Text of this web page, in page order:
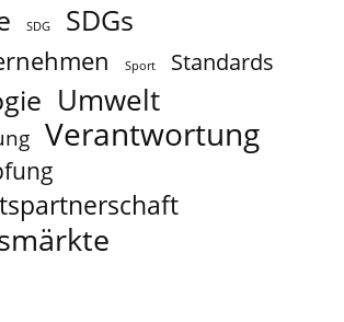
SDG SDGs
Sport Standards
Umwelt
Verantwortung